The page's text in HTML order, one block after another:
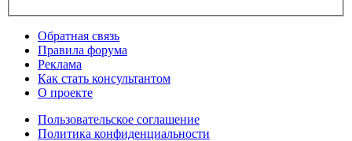
Обратная связь
Правила форума
Реклама
Как стать консультантом
О проекте
Пользовательское соглашение
Политика конфиденциальности